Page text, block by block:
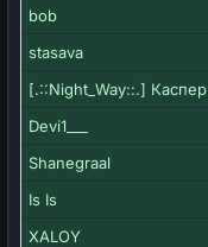
bob
stasava
[.::Night_Way::.] Каспер
Devi1___
Shanegraal
Is Is
XALOY